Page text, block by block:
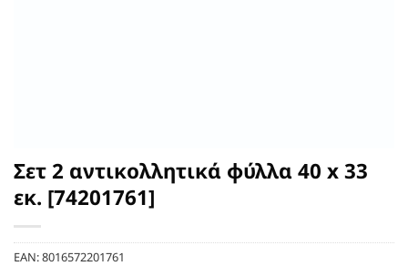
Σετ 2 αντικολλητικά φύλλα 40 x 33
εκ. [74201761]
EAN:8016572201761